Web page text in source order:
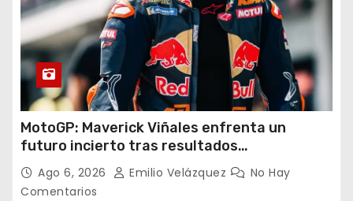
MotoGP: Maverick Viñales enfrenta un
futuro incierto tras resultados
decepcionantes
Ago 6, 2026 Emilio Velázquez
No Hay
Comentarios